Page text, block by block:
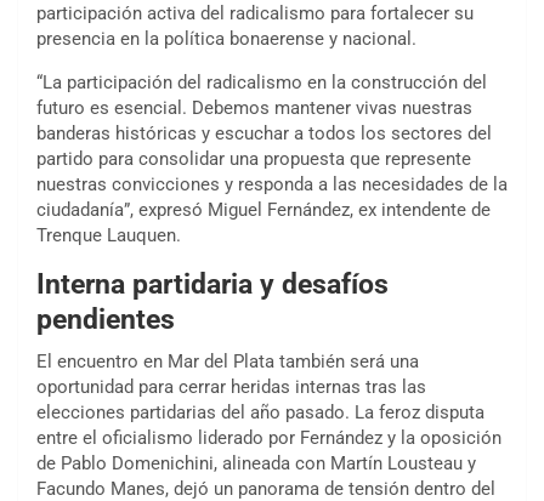
participación activa del radicalismo para fortalecer su
presencia en la política bonaerense y nacional.
“La participación del radicalismo en la construcción del
futuro es esencial. Debemos mantener vivas nuestras
banderas históricas y escuchar a todos los sectores del
partido para consolidar una propuesta que represente
nuestras convicciones y responda a las necesidades de la
ciudadanía”, expresó Miguel Fernández, ex intendente de
Trenque Lauquen.
Interna partidaria y desafíos
pendientes
El encuentro en Mar del Plata también será una
oportunidad para cerrar heridas internas tras las
elecciones partidarias del año pasado. La feroz disputa
entre el oficialismo liderado por Fernández y la oposición
de Pablo Domenichini, alineada con Martín Lousteau y
Facundo Manes, dejó un panorama de tensión dentro del